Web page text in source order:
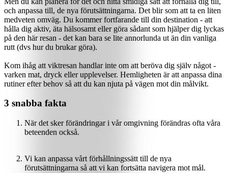
och anpassa till, de nya förutsättningarna. Det blir som att ta en liten
medveten omväg. Du kommer fortfarande till din destination - att
hålla dig aktiv, äta hälsosamt eller göra sådant som hjälper dig lyckas
på den här resan - det kan bara se lite annorlunda ut än din vanliga
rutt (dvs hur du brukar göra).
Kom ihåg att viktresan handlar inte om att beröva dig själv något -
varken mat, dryck eller upplevelser. Hemligheten är att anpassa dina
rutiner efter behov så att du kan njuta på vägen mot din målvikt.
3 snabba fakta
När det sker förändringar i vår omgivning förändras ofta våra
beteenden också.
Vi kan anpassa vårt förhållningssätt till de nya
förutsättningarna så att vi kan fortsätta navigera mot mål.